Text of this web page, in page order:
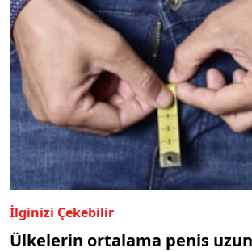
İlginizi Çekebilir
Ülkelerin ortalama penis